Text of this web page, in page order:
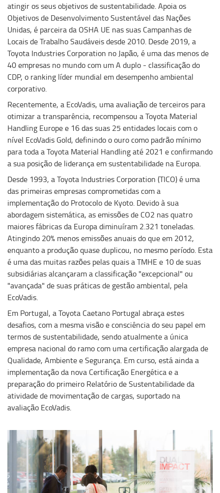
atingir os seus objetivos de sustentabilidade. Apoia os
Objetivos de Desenvolvimento Sustentável das Nações
Unidas, é parceira da OSHA UE nas suas Campanhas de
Locais de Trabalho Saudáveis desde 2010. Desde 2019, a
Toyota Industries Corporation no Japão, é uma das menos de
40 empresas no mundo com um A duplo - classificação do
CDP, o ranking líder mundial em desempenho ambiental
corporativo.
Recentemente, a EcoVadis, uma avaliação de terceiros para
otimizar a transparência, recompensou a Toyota Material
Handling Europe e 16 das suas 25 entidades locais com o
nível EcoVadis Gold, definindo o ouro como padrão mínimo
para toda a Toyota Material Handling até 2021 e confirmando
a sua posição de liderança em sustentabilidade na Europa.
Desde 1993, a Toyota Industries Corporation (TICO) é uma
das primeiras empresas comprometidas com a
implementação do Protocolo de Kyoto. Devido à sua
abordagem sistemática, as emissões de CO2 nas quatro
maiores fábricas da Europa diminuíram 2.321 toneladas.
Atingindo 20% menos emissões anuais do que em 2012,
enquanto a produção quase duplicou, no mesmo período. Esta
é uma das muitas razões pelas quais a TMHE e 10 de suas
subsidiárias alcançaram a classificação "excepcional" ou
"avançada" de suas práticas de gestão ambiental, pela
EcoVadis.
Em Portugal, a Toyota Caetano Portugal abraça estes
desafios, com a mesma visão e consciência do seu papel em
termos de sustentabilidade, sendo atualmente a única
empresa nacional do ramo com uma certificação alargada de
Qualidade, Ambiente e Segurança. Em curso, está ainda a
implementação da nova Certificação Energética e a
preparação do primeiro Relatório de Sustentabilidade da
atividade de movimentação de cargas, suportado na
avaliação EcoVadis.